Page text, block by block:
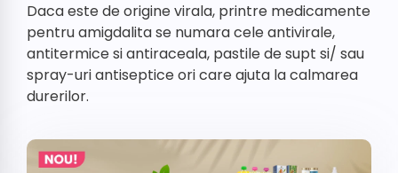
Daca este de origine virala, printre medicamente
pentru amigdalita se numara cele antivirale,
antitermice si antiraceala, pastile de supt si/ sau
spray-uri antiseptice ori care ajuta la calmarea
durerilor.